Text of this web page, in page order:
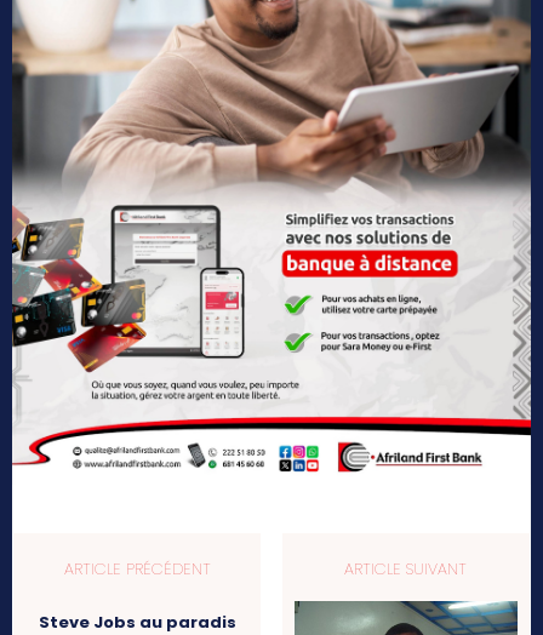
ARTICLE PRÉCÉDENT
Steve Jobs au paradis
ARTICLE SUIVANT